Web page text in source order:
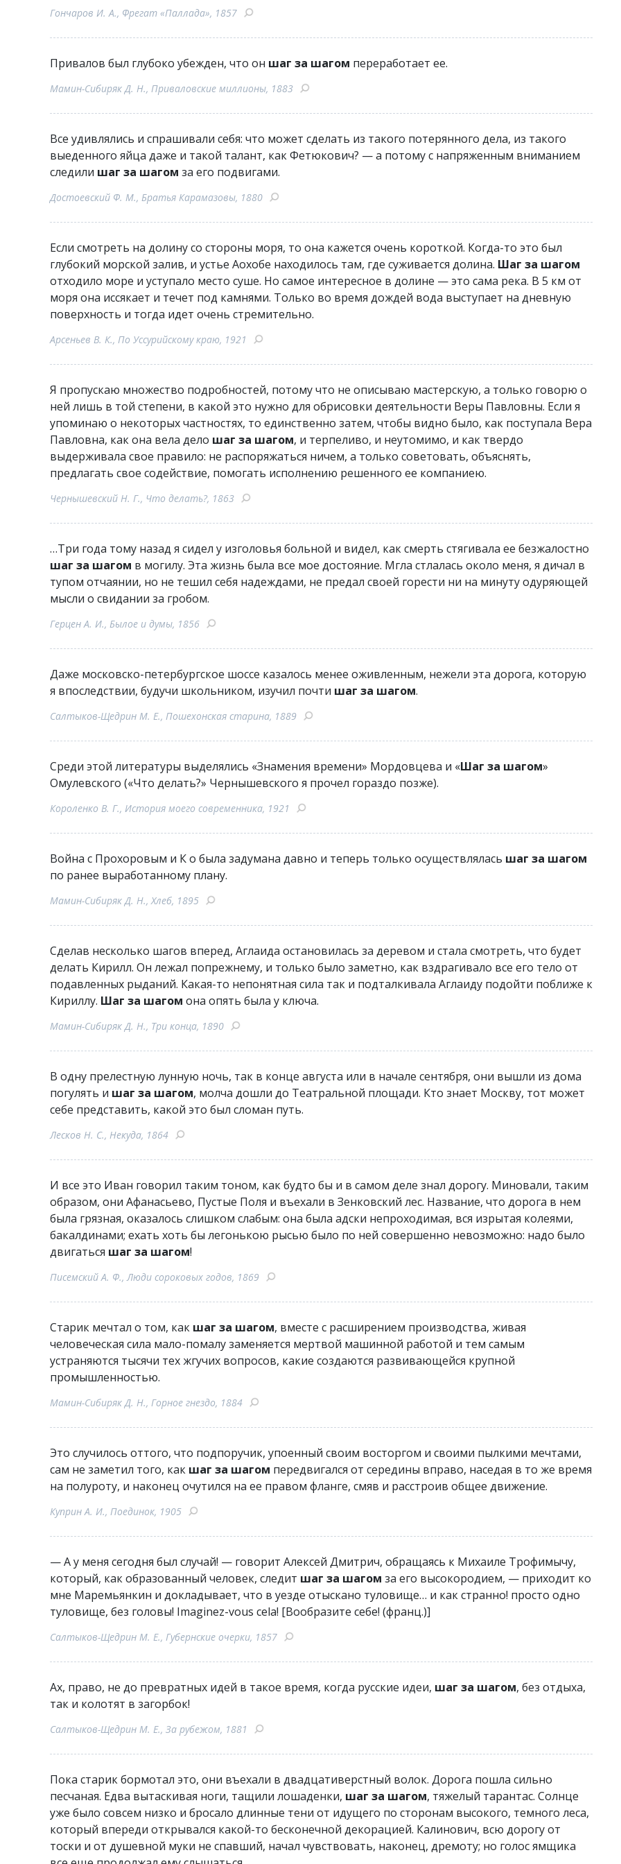
Гончаров И. А., Фрегат «Паллада», 1857
Привалов был глубоко убежден, что он шаг за шагом переработает ее.
Мамин-Сибиряк Д. Н., Приваловские миллионы, 1883
Все удивлялись и спрашивали себя: что может сделать из такого потерянного дела, из такого
выеденного яйца даже и такой талант, как Фетюкович? — а потому с напряженным вниманием
следили шаг за шагом за его подвигами.
Достоевский Ф. М., Братья Карамазовы, 1880
Если смотреть на долину со стороны моря, то она кажется очень короткой. Когда-то это был
глубокий морской залив, и устье Аохобе находилось там, где суживается долина. Шаг за шагом
отходило море и уступало место суше. Но самое интересное в долине — это сама река. В 5 км от
моря она иссякает и течет под камнями. Только во время дождей вода выступает на дневную
поверхность и тогда идет очень стремительно.
Арсеньев В. К., По Уссурийскому краю, 1921
Я пропускаю множество подробностей, потому что не описываю мастерскую, а только говорю о
ней лишь в той степени, в какой это нужно для обрисовки деятельности Веры Павловны. Если я
упоминаю о некоторых частностях, то единственно затем, чтобы видно было, как поступала Вера
Павловна, как она вела дело шаг за шагом, и терпеливо, и неутомимо, и как твердо
выдерживала свое правило: не распоряжаться ничем, а только советовать, объяснять,
предлагать свое содействие, помогать исполнению решенного ее компаниею.
Чернышевский Н. Г., Что делать?, 1863
…Три года тому назад я сидел у изголовья больной и видел, как смерть стягивала ее безжалостно
шаг за шагом в могилу. Эта жизнь была все мое достояние. Мгла стлалась около меня, я дичал в
тупом отчаянии, но не тешил себя надеждами, не предал своей горести ни на минуту одуряющей
мысли о свидании за гробом.
Герцен А. И., Былое и думы, 1856
Даже московско-петербургское шоссе казалось менее оживленным, нежели эта дорога, которую
я впоследствии, будучи школьником, изучил почти шаг за шагом.
Салтыков-Щедрин М. Е., Пошехонская старина, 1889
Среди этой литературы выделялись «Знамения времени» Мордовцева и «Шаг за шагом»
Омулевского («Что делать?» Чернышевского я прочел гораздо позже).
Короленко В. Г., История моего современника, 1921
Война с Прохоровым и К o была задумана давно и теперь только осуществлялась шаг за шагом
по ранее выработанному плану.
Мамин-Сибиряк Д. Н., Хлеб, 1895
Сделав несколько шагов вперед, Аглаида остановилась за деревом и стала смотреть, что будет
делать Кирилл. Он лежал попрежнему, и только было заметно, как вздрагивало все его тело от
подавленных рыданий. Какая-то непонятная сила так и подталкивала Аглаиду подойти поближе к
Кириллу. Шаг за шагом она опять была у ключа.
Мамин-Сибиряк Д. Н., Три конца, 1890
В одну прелестную лунную ночь, так в конце августа или в начале сентября, они вышли из дома
погулять и шаг за шагом, молча дошли до Театральной площади. Кто знает Москву, тот может
себе представить, какой это был сломан путь.
Лесков Н. С., Некуда, 1864
И все это Иван говорил таким тоном, как будто бы и в самом деле знал дорогу. Миновали, таким
образом, они Афанасьево, Пустые Поля и въехали в Зенковский лес. Название, что дорога в нем
была грязная, оказалось слишком слабым: она была адски непроходимая, вся изрытая колеями,
бакалдинами; ехать хоть бы легонькою рысью было по ней совершенно невозможно: надо было
двигаться шаг за шагом!
Писемский А. Ф., Люди сороковых годов, 1869
Старик мечтал о том, как шаг за шагом, вместе с расширением производства, живая
человеческая сила мало-помалу заменяется мертвой машинной работой и тем самым
устраняются тысячи тех жгучих вопросов, какие создаются развивающейся крупной
промышленностью.
Мамин-Сибиряк Д. Н., Горное гнездо, 1884
Это случилось оттого, что подпоручик, упоенный своим восторгом и своими пылкими мечтами,
сам не заметил того, как шаг за шагом передвигался от середины вправо, наседая в то же время
на полуроту, и наконец очутился на ее правом фланге, смяв и расстроив общее движение.
Куприн А. И., Поединок, 1905
— А у меня сегодня был случай! — говорит Алексей Дмитрич, обращаясь к Михаиле Трофимычу,
который, как образованный человек, следит шаг за шагом за его высокородием, — приходит ко
мне Маремьянкин и докладывает, что в уезде отыскано туловище… и как странно! просто одно
туловище, без головы! Imaginez-vous cela! [Вообразите себе! (франц.)]
Салтыков-Щедрин М. Е., Губернские очерки, 1857
Ах, право, не до превратных идей в такое время, когда русские идеи, шаг за шагом, без отдыха,
так и колотят в загорбок!
Салтыков-Щедрин М. Е., За рубежом, 1881
Пока старик бормотал это, они въехали в двадцативерстный волок. Дорога пошла сильно
песчаная. Едва вытаскивая ноги, тащили лошаденки, шаг за шагом, тяжелый тарантас. Солнце
уже было совсем низко и бросало длинные тени от идущего по сторонам высокого, темного леса,
который впереди открывался какой-то бесконечной декорацией. Калинович, всю дорогу от
тоски и от душевной муки не спавший, начал чувствовать, наконец, дремоту; но голос ямщика